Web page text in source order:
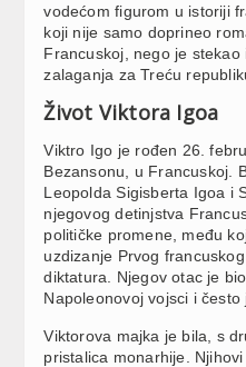
vodećom figurom u istoriji
koji nije samo doprineo
Francuskoj, nego je
zalaganja za Treću
Život Viktora Igoa
Viktro Igo je rođen 26.
Bezansonu, u Francuskoj.
Leopolda Sigisberta Igoa i
njegovog detinjstva
političke promene, među
uzdizanje Prvog
diktatura. Njegov otac je
Napoleonovoj vojsci i često
Viktorova majka je bila, s
pristalica monarhije.